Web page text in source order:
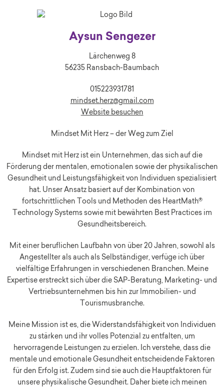
Aysun Sengezer
Lärchenweg 8
56235 Ransbach-Baumbach
015223931781
mindset.herz@gmail.com
Website besuchen
Mindset Mit Herz – der Weg zum Ziel
Mindset mit Herz ist ein Unternehmen, das sich auf die
Förderung der mentalen, emotionalen sowie der physikalischen
Gesundheit und Leistungsfähigkeit von Individuen spezialisiert
hat. Unser Ansatz basiert auf der Kombination von
fortschrittlichen Tools und Methoden des HeartMath®
Technology Systems sowie mit bewährten Best Practices im
Gesundheitsbereich.
Mit einer beruflichen Laufbahn von über 20 Jahren, sowohl als
Angestellter als auch als Selbständiger, verfüge ich über
vielfältige Erfahrungen in verschiedenen Branchen. Meine
Expertise erstreckt sich über die SAP-Beratung, Marketing- und
Vertriebsunternehmen bis hin zur Immobilien- und
Tourismusbranche.
Meine Mission ist es, die Widerstandsfähigkeit von Individuen
zu stärken und ihr volles Potenzial zu entfalten, um
hervorragende Leistungen zu erzielen. Ich verstehe, dass die
mentale und emotionale Gesundheit entscheidende Faktoren
für den Erfolg ist. Zudem sind sie auch die Hauptfaktoren für
unsere physikalische Gesundheit. Daher biete ich meinen